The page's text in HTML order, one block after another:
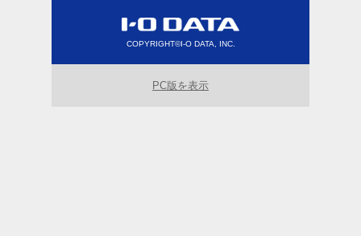
COPYRIGHT©I-O DATA, INC.
PC版を表示